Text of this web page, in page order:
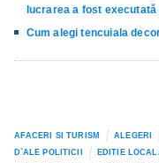
lucrarea a fost
Cum alegi tencuiala
AFACERI SI TURISM ALEGERI
D`ALE POLITICII
EDITIE